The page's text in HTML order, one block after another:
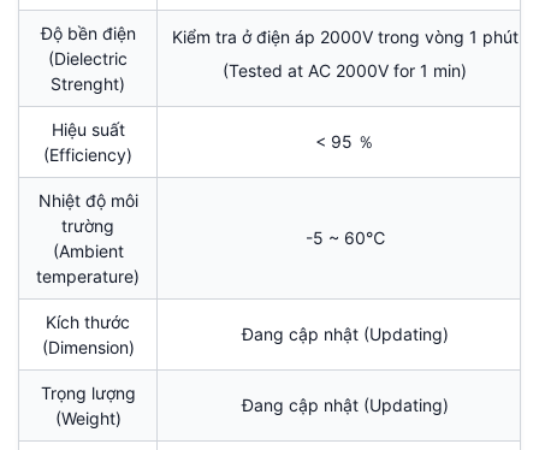
Độ bền điện
(Dielectric
Strenght)
Kiểm tra ở điện áp 2000V trong vòng 1 phút
(Tested at AC 2000V for 1 min)
Hiệu suất
(Efficiency)
< 95 ％
Nhiệt độ môi
trường
(Ambient
temperature)
-5 ~ 60℃
Kích thước
(Dimension)
Đang cập nhật (Updating)
Trọng lượng
(Weight)
Đang cập nhật (Updating)